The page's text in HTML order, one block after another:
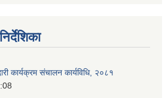
कार्यक्रम संचालन कार्यविधि, २०८१